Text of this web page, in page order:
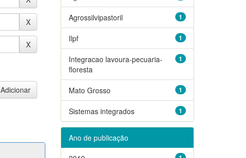
1
Agrossilvipastoril
1
Ilpf
1
Integracao lavoura-pecuaria-
floresta
1
Mato Grosso
1
Sistemas integrados
Ano de publicação